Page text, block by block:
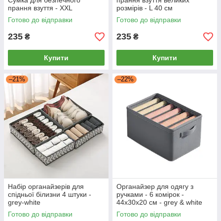
прання взуття - XXL
Готово до відправки
235 ₴
Купити
розмірів - L 40 см
Готово до відправки
235 ₴
Купити
–21%
Набір органайзерів для
спідньої білизни 4 штуки -
grey-white
Готово до відправки
–22%
Органайзер для одягу з
ручками - 6 комірок -
44х30х20 см - grey & white
stitching
Готово до відправки